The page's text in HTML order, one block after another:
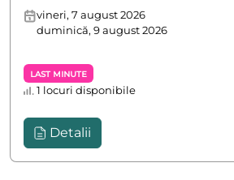
vineri, 7 august 2026
duminică, 9 august 2026
Last Minute
1 locuri disponibile
Detalii